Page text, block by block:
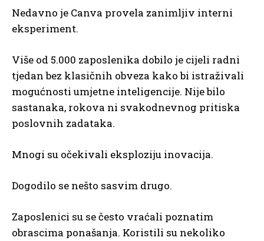
Nedavno je Canva provela zanimljiv interni
eksperiment.
Više od 5.000 zaposlenika dobilo je cijeli radni
tjedan bez klasičnih obveza kako bi istraživali
mogućnosti umjetne inteligencije. Nije bilo
sastanaka, rokova ni svakodnevnog pritiska
poslovnih zadataka.
Mnogi su očekivali eksploziju inovacija.
Dogodilo se nešto sasvim drugo.
Zaposlenici su se često vraćali poznatim
obrascima ponašanja. Koristili su nekoliko